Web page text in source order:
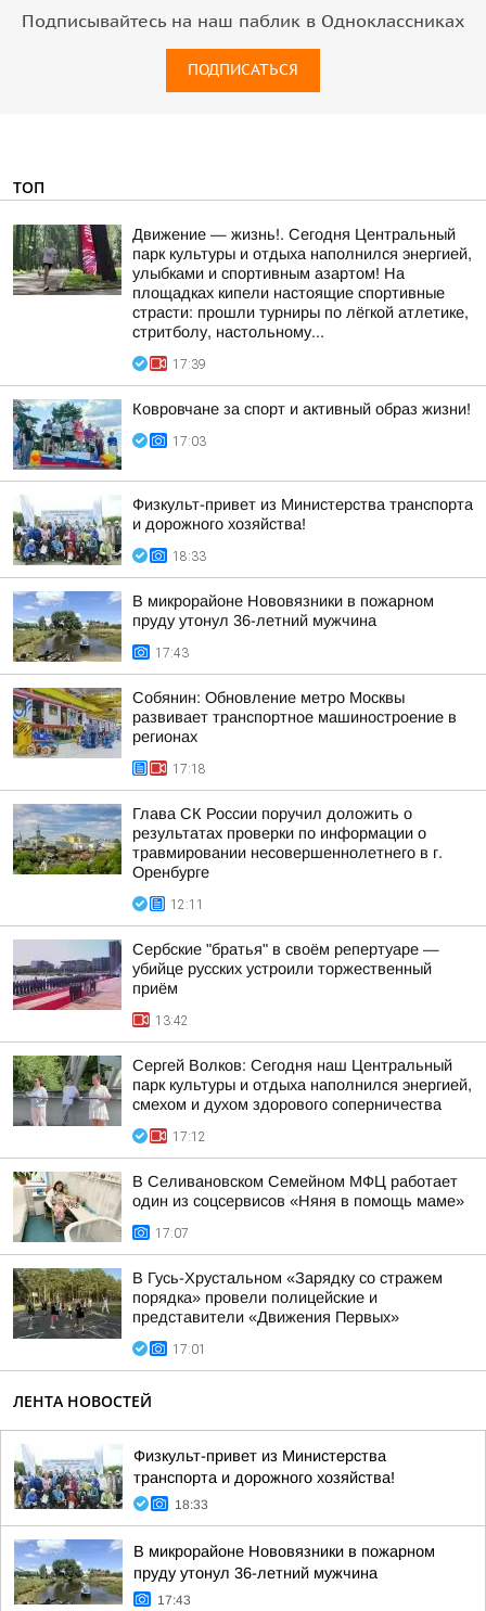
Подписывайтесь на наш паблик в Одноклассниках
ПОДПИСАТЬСЯ
ТОП
Движение — жизнь!. Сегодня Центральный
парк культуры и отдыха наполнился энергией,
улыбками и спортивным азартом! На
площадках кипели настоящие спортивные
страсти: прошли турниры по лёгкой атлетике,
стритболу, настольному...
17:39
Ковровчане за спорт и активный образ жизни!
17:03
Физкульт-привет из Министерства транспорта
и дорожного хозяйства!
18:33
В микрорайоне Нововязники в пожарном
пруду утонул 36-летний мужчина
17:43
Собянин: Обновление метро Москвы
развивает транспортное машиностроение в
регионах
17:18
Глава СК России поручил доложить о
результатах проверки по информации о
травмировании несовершеннолетнего в г.
Оренбурге
12:11
Сербские "братья" в своём репертуаре —
убийце русских устроили торжественный
приём
13:42
Сергей Волков: Сегодня наш Центральный
парк культуры и отдыха наполнился энергией,
смехом и духом здорового соперничества
17:12
В Селивановском Семейном МФЦ работает
один из соцсервисов «Няня в помощь маме»
17:07
В Гусь-Хрустальном «Зарядку со стражем
порядка» провели полицейские и
представители «Движения Первых»
17:01
ЛЕНТА НОВОСТЕЙ
Физкульт-привет из Министерства
транспорта и дорожного хозяйства!
18:33
В микрорайоне Нововязники в пожарном
пруду утонул 36-летний мужчина
17:43